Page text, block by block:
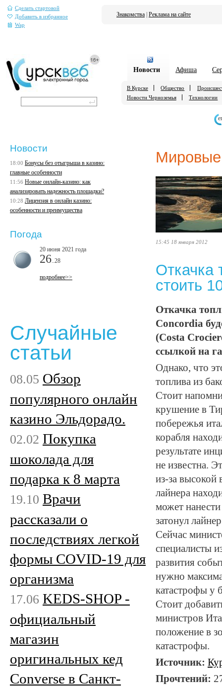
Сделать стартовой
Добавить в избранное
Wap
Знакомства Реклама на сайте
Новости Афиша
В Курске Общество
Новости Черноземья
Технологии
Мировые
15:45 18 января 2012
Откачка
стоить
Откачка
Concordia
(Costa
ссылкой на
Однако, что
топлива из
Стоит
крушение в
побережья
корабля
результате
не известна.
из-за высокой
лайнера
может
затонул
Сейчас
специалисты
развития
нужно
катастрофы у
Стоит
министров
положение в
катастрофы.
Источник:
Прочтений:
Новости
18:00 Бонусы без отыгрыша в казино:
главные особенности
11:56 Новые онлайн-казино: как
анализировать надежность площадки?
10:28 Лицензия в онлайн казино:
особенности и преимущества
Погода
20 июня 2021 года
26 ..28
подробнее>>
Случайные
статьи
08.05 Обзор
популярного онлайн
казино Эльдорадо.
02.02 Покупка
шоколада для
подарка к 8 марта
19.10 Врачи
рассказали о
последствиях легкой
формы COVID-19 для
организма
17.06 KEDS-SHOP -
официальный
магазин
оригинальных кед
Converse в Санкт-